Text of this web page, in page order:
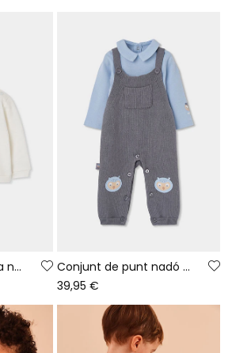
Dessuadora de pelfa nadó blanca estampat mussols
Conjunt de punt nadó nen gris amb mussols
39,95 €